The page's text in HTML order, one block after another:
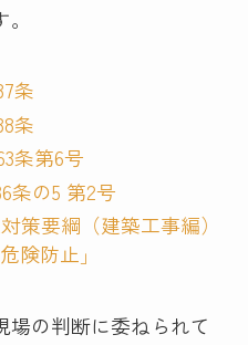
条
条
条第6号
条の5 第2号
策要綱（建築工事編）
険防止」
の判断に委ねられて